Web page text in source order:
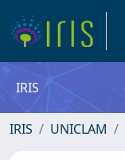
IRIS
IRIS UNICLAM